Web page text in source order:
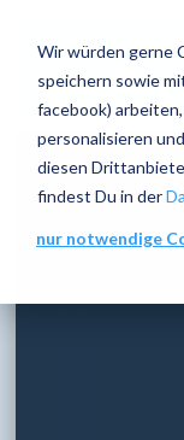
Wir würden gerne
speichern sowie
facebook)
personalisieren
diesen
findest Du in der
Cookie-
nur notwendige